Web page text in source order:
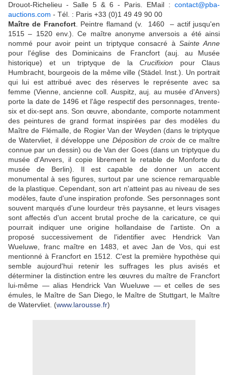
Drouot-Richelieu - Salle 5 & 6 - Paris. EMail : contact@pba-
auctions.com - Tél. : Paris +33 (0)1 49 49 90 00
Maître de Francfort. Peintre flamand (v. 1460 – actif jusqu'en
1515 – 1520 env.). Ce maître anonyme anversois a été ainsi
nommé pour avoir peint un triptyque consacré àSainte Anne
pour l'église des Dominicains de Francfort (auj. au Musée
historique) et un triptyque de la Crucifixion pour Claus
Humbracht, bourgeois de la même ville (Städel. Inst.). Un portrait
qui lui est attribué avec des réserves le représente avec sa
femme (Vienne, ancienne coll. Auspitz, auj. au musée d'Anvers)
porte la date de 1496 et l'âge respectif des personnages, trente-
six et dix-sept ans. Son œuvre, abondante, comporte notamment
des peintures de grand format inspirées par des modèles du
Maître de Flémalle, de Rogier Van der Weyden (dans le triptyque
de Watervliet, il développe une Déposition de croixde ce maître
connue par un dessin) ou de Van der Goes (dans un triptyque du
musée d'Anvers, il copie librement le retable de Monforte du
musée de Berlin). Il est capable de donner un accent
monumental à ses figures, surtout par une science remarquable
de la plastique. Cependant, son art n'atteint pas au niveau de ses
modèles, faute d'une inspiration profonde. Ses personnages sont
souvent marqués d'une lourdeur très paysanne, et leurs visages
sont affectés d'un accent brutal proche de la caricature, ce qui
pourrait indiquer une origine hollandaise de l'artiste. On a
proposé successivement de l'identifier avec Hendrick Van
Wueluwe, franc maître en 1483, et avec Jan de Vos, qui est
mentionné à Francfort en 1512. C'est la première hypothèse qui
semble aujourd'hui retenir les suffrages les plus avisés et
déterminer la distinction entre les œuvres du maître de Francfort
lui-même — alias Hendrick Van Wueluwe — et celles de ses
émules, le Maître de San Diego, le Maître de Stuttgart, le Maître
de Watervliet. (www.larousse.fr)